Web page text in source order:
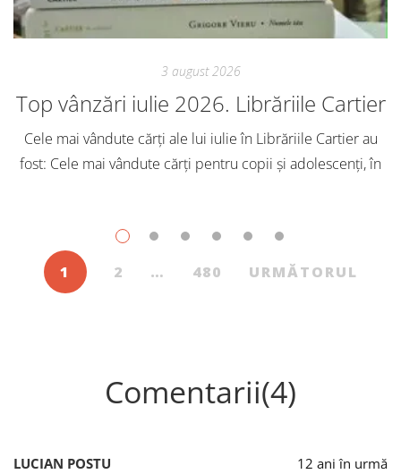
3 august 2026
Top vânzări iulie 2026. Librăriile Cartier
Cele mai vândute cărți ale lui iulie în Librăriile Cartier au
fost: Cele mai vândute cărți pentru copii și adolescenți, în
1 2 … 480 URMĂTORUL
Comentarii(4)
LUCIAN POSTU 12 ani în urmă